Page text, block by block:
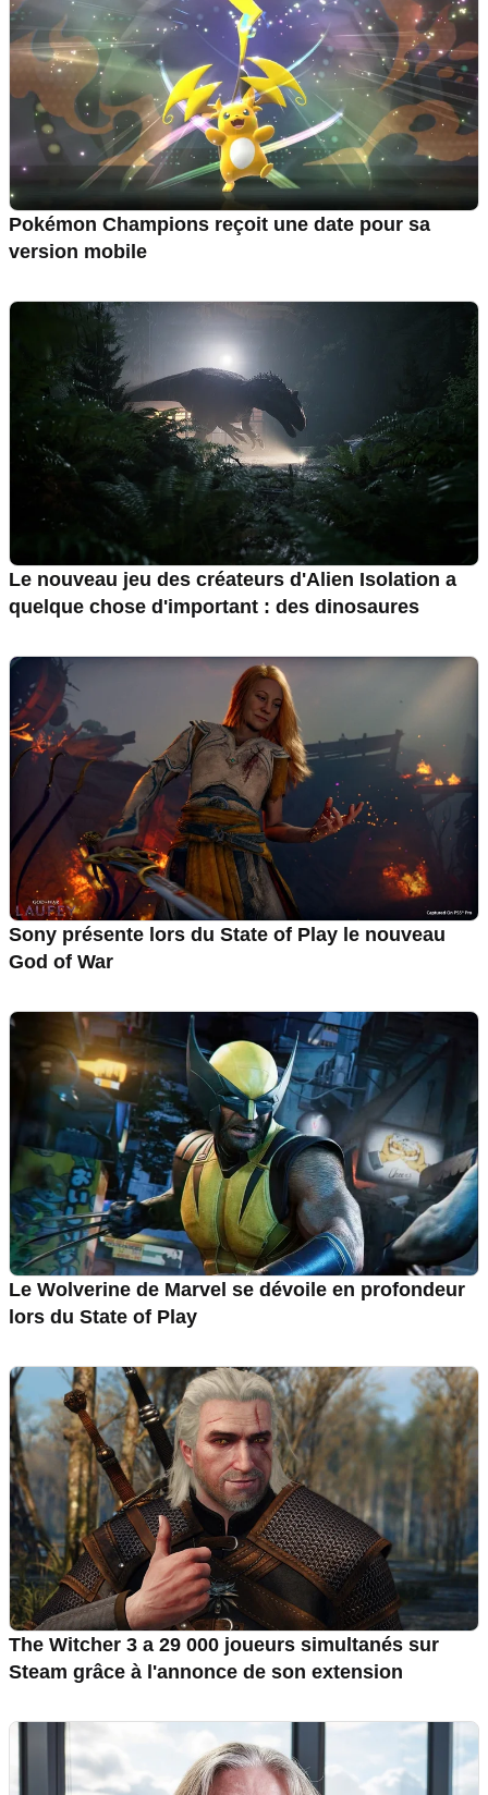
Pokémon Champions reçoit une date pour sa
version mobile
Le nouveau jeu des créateurs d'Alien Isolation a
quelque chose d'important : des dinosaures
Sony présente lors du State of Play le nouveau
God of War
Le Wolverine de Marvel se dévoile en profondeur
lors du State of Play
The Witcher 3 a 29 000 joueurs simultanés sur
Steam grâce à l'annonce de son extension